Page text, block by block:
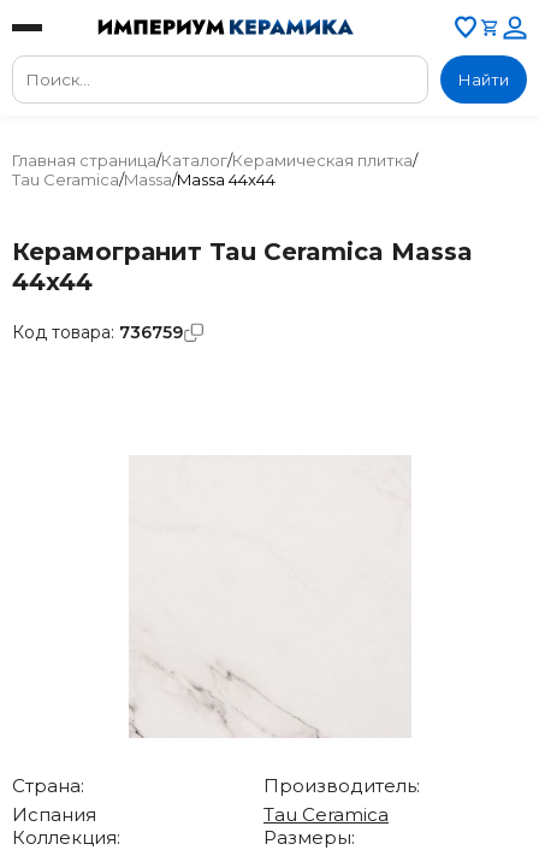
Найти
Главная страница/Каталог/Керамическая плитка/
Tau Ceramica/Massa/Massa 44x44
Керамогранит Tau Ceramica Massa
44x44
Страна:
Испания
Производитель:
Tau Ceramica
Коллекция:
Размеры:
Код товара: 736759